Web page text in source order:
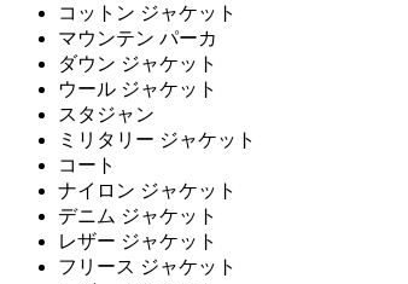
コットン ジャケット
マウンテン パーカ
ダウン ジャケット
ウール ジャケット
スタジャン
ミリタリー ジャケット
コート
ナイロン ジャケット
デニム ジャケット
レザー ジャケット
フリース ジャケット